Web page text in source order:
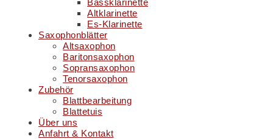
Bassklarinette
Altklarinette
Es-Klarinette
Saxophonblätter
Altsaxophon
Baritonsaxophon
Sopransaxophon
Tenorsaxophon
Zubehör
Blattbearbeitung
Blattetuis
Über uns
Anfahrt & Kontakt